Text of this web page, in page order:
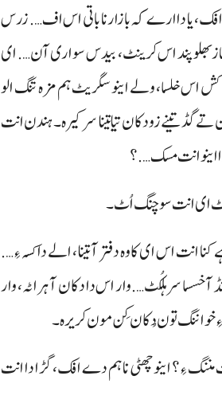
یا دا ارے کہ بازار نا باتی اس اف…. زرس
بھلو پند اس کرینٹ، بیدس سواری آن…. ای
اس خلسا، ولے اینو سگریٹ ہم مزہ تنگ الو
گڈ تینے زو دکان تیا تینا سر کیرہ۔ ہندن انت
اینو انت مسک….؟
اُٹ ای انت سوچنگ اُٹ۔
انت اس ای کاوہ دفتر آ تینا، الے دا کسہ ءِ….
سر ہلکُٹ…. وار اس دا دکان آ ہراٹہ، وار
ءِ خواننگ تون دُکان کِن مون کریرہ۔
مننگ ءِ؟ اینو چھٹی نا ہم دے افک، گڑا دا انت